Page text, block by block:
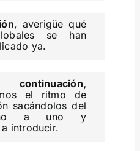
, averigüe qué
se han
ya.
el ritmo de
sacándolos del
a uno y
introducir.